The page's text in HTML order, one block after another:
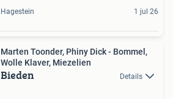
Hagestein 1 jul 26
Marten Toonder, Phiny Dick - Bommel,
Wolle Klaver, Miezelien
Bieden Details